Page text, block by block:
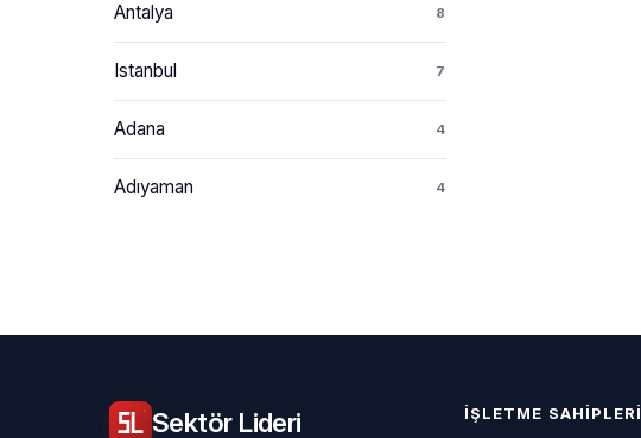
Antalya 8
Istanbul 7
Adana 4
Adıyaman 4
Sektör Lideri İŞLETME SAHIPLERI